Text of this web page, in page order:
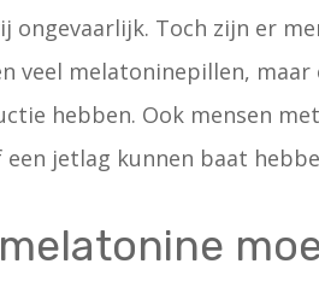
ongevaarlijk. Toch zijn er
veel melatoninepillen,
hebben. Ook mensen
jetlag kunnen baat